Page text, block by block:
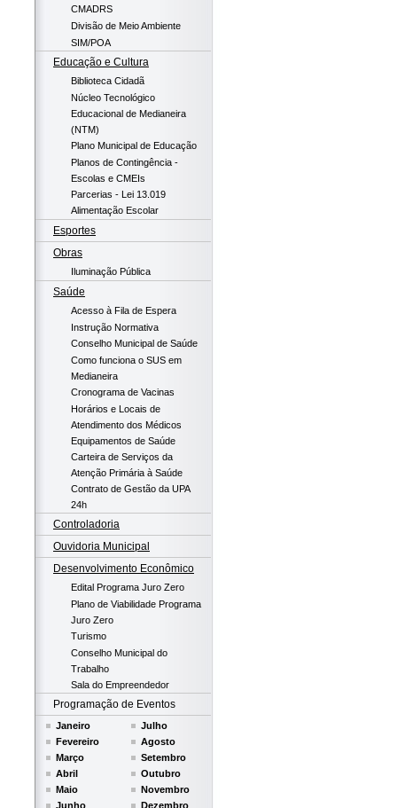
CMADRS
Divisão de Meio Ambiente
SIM/POA
Educação e Cultura
Biblioteca Cidadã
Núcleo Tecnológico
Educacional de Medianeira
(NTM)
Plano Municipal de Educação
Planos de Contingência -
Escolas e CMEIs
Parcerias - Lei 13.019
Alimentação Escolar
Esportes
Obras
Iluminação Pública
Saúde
Acesso à Fila de Espera
Instrução Normativa
Conselho Municipal de Saúde
Como funciona o SUS em
Medianeira
Cronograma de Vacinas
Horários e Locais de
Atendimento dos Médicos
Equipamentos de Saúde
Carteira de Serviços da
Atenção Primária à Saúde
Contrato de Gestão da UPA
24h
Controladoria
Ouvidoria Municipal
Desenvolvimento Econômico
Edital Programa Juro Zero
Plano de Viabilidade Programa
Juro Zero
Turismo
Conselho Municipal do
Trabalho
Sala do Empreendedor
Programação de Eventos
Janeiro
Fevereiro
Março
Abril
Maio
Junho
Julho
Agosto
Setembro
Outubro
Novembro
Dezembro